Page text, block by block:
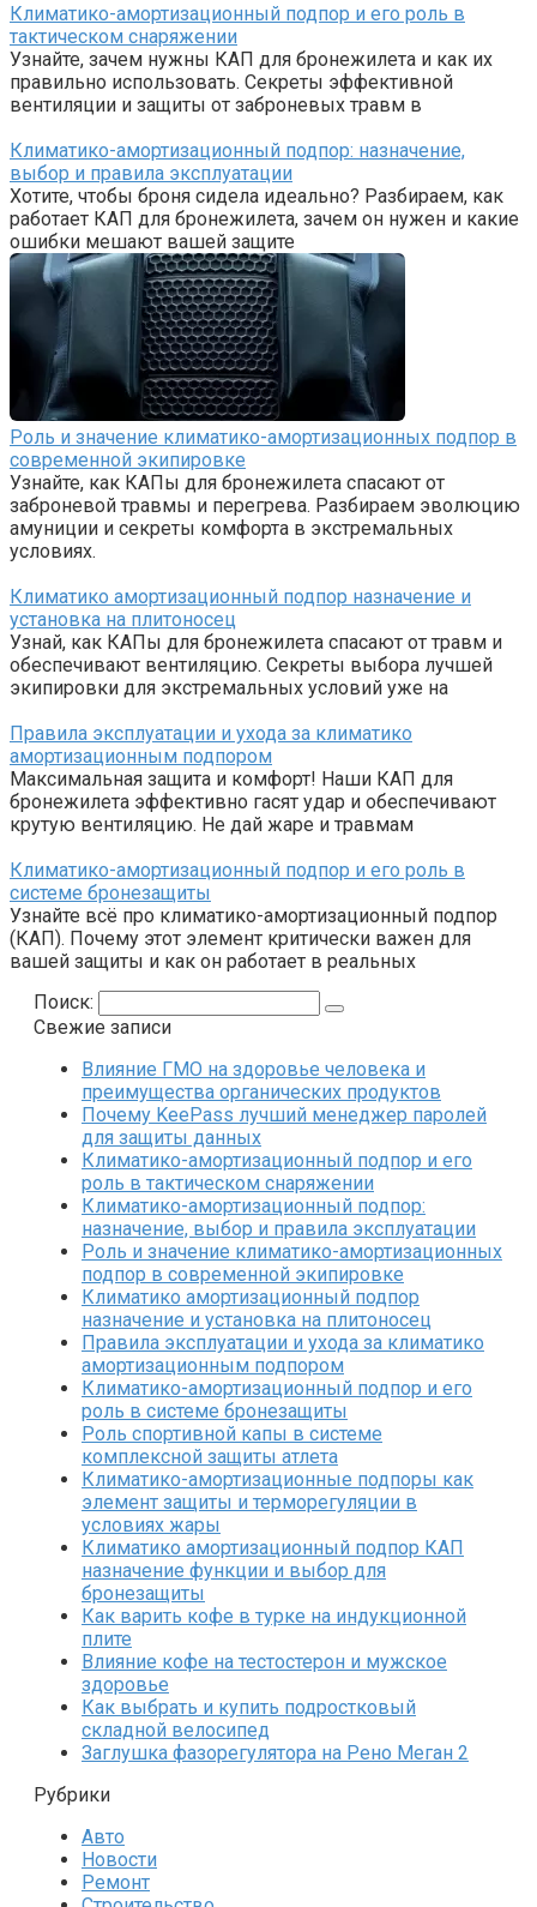
Климатико-амортизационный подпор и его роль в
тактическом снаряжении
Узнайте, зачем нужны КАП для бронежилета и как их
правильно использовать. Секреты эффективной
вентиляции и защиты от заброневых травм в
Климатико-амортизационный подпор: назначение,
выбор и правила эксплуатации
Хотите, чтобы броня сидела идеально? Разбираем, как
работает КАП для бронежилета, зачем он нужен и какие
ошибки мешают вашей защите
Роль и значение климатико-амортизационных подпор в
современной экипировке
Узнайте, как КАПы для бронежилета спасают от
заброневой травмы и перегрева. Разбираем эволюцию
амуниции и секреты комфорта в экстремальных
условиях.
Климатико амортизационный подпор назначение и
установка на плитоносец
Узнай, как КАПы для бронежилета спасают от травм и
обеспечивают вентиляцию. Секреты выбора лучшей
экипировки для экстремальных условий уже на
Правила эксплуатации и ухода за климатико
амортизационным подпором
Максимальная защита и комфорт! Наши КАП для
бронежилета эффективно гасят удар и обеспечивают
крутую вентиляцию. Не дай жаре и травмам
Климатико-амортизационный подпор и его роль в
системе бронезащиты
Узнайте всё про климатико-амортизационный подпор
(КАП). Почему этот элемент критически важен для
вашей защиты и как он работает в реальных
Поиск:
Свежие записи
Влияние ГМО на здоровье человека и
преимущества органических продуктов
Почему KeePass лучший менеджер паролей
для защиты данных
Климатико-амортизационный подпор и его
роль в тактическом снаряжении
Климатико-амортизационный подпор:
назначение, выбор и правила эксплуатации
Роль и значение климатико-амортизационных
подпор в современной экипировке
Климатико амортизационный подпор
назначение и установка на плитоносец
Правила эксплуатации и ухода за климатико
амортизационным подпором
Климатико-амортизационный подпор и его
роль в системе бронезащиты
Роль спортивной капы в системе
комплексной защиты атлета
Климатико-амортизационные подпоры как
элемент защиты и терморегуляции в
условиях жары
Климатико амортизационный подпор КАП
назначение функции и выбор для
бронезащиты
Как варить кофе в турке на индукционной
плите
Влияние кофе на тестостерон и мужское
здоровье
Как выбрать и купить подростковый
складной велосипед
Заглушка фазорегулятора на Рено Меган 2
Рубрики
Авто
Новости
Ремонт